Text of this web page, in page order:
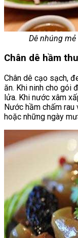
Dê nhúng
Chân dê hầm
Chân dê cạo sạch,
ăn. Khi ninh cho gói
lửa. Khi nước xâm
Nước hầm chấm
hoặc những ngày